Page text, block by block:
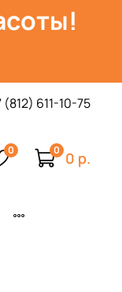
(812) 611-10-75
0 0 0 р.